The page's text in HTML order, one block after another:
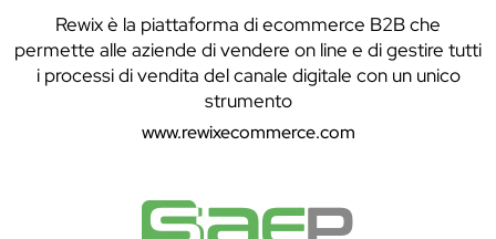
Rewix è la piattaforma di ecommerce B2B che
permette alle aziende di vendere on line e di gestire tutti
i processi di vendita del canale digitale con un unico
strumento
www.rewixecommerce.com